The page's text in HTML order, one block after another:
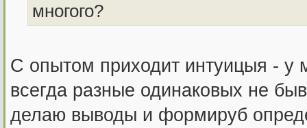
многого?
С опытом приходит интуицыя - у
всегда разные одинаковых не
делаю выводы и формируб